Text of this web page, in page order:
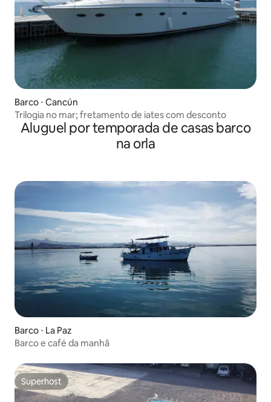
Barco ⋅ Cancún
Trilogia no mar; fretamento de iates com desconto
Aluguel por temporada de casas barco
na orla
Barco ⋅ La Paz
Barco e café da manhã
Superhost
Superhost